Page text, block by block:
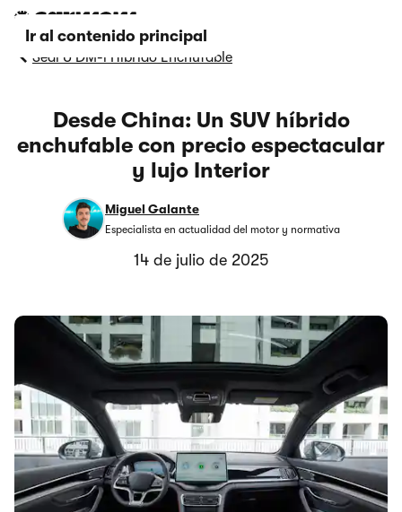
Ir al contenido principal
Seal U DM-i Híbrido Enchufable
Desde China: Un SUV híbrido
enchufable con precio espectacular
y lujo Interior
Miguel Galante
Especialista en actualidad del motor y normativa
14 de julio de 2025